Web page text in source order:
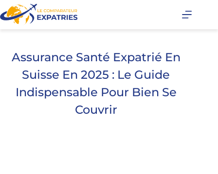
Assurance Santé Expatrié En
Suisse En 2025 : Le Guide
Indispensable Pour Bien Se
Couvrir